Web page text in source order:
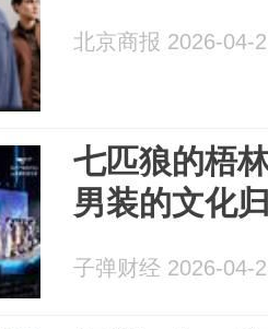
北京商报 2026-04-
七匹狼的梧
男装的文化
子弹财经 2026-04-